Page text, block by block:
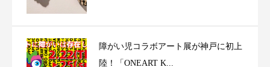
障がい児コラボアート展が神戸に初上
陸！「ONEART K...